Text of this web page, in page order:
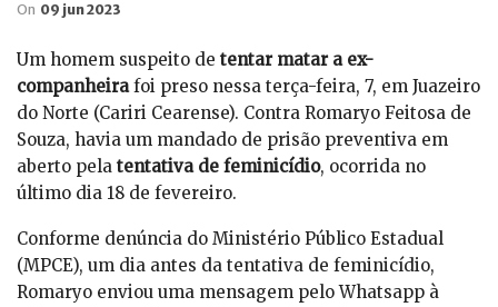
On 09 jun 2023
Um homem suspeito de tentar matar a ex-
companheirafoi preso nessa terça-feira, 7, em Juazeiro
do Norte (Cariri Cearense). Contra Romaryo Feitosa de
Souza, havia um mandado de prisão preventiva em
aberto pela tentativa de feminicídio, ocorrida no
último dia 18 de fevereiro.
Conforme denúncia do Ministério Público Estadual
(MPCE), um dia antes da tentativa de feminicídio,
Romaryo enviou uma mensagem pelo Whatsapp à